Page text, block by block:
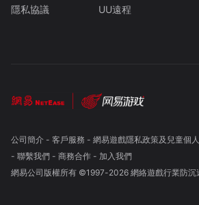
隱私協議 UU遠程
公司簡介- 客戶服務 - 網易遊戲隱私政策及兒童個
- 聯繫我們- 商務合作- 加入我們
網易公司版權所有 ©1997-2026 網絡遊戲行業防沉